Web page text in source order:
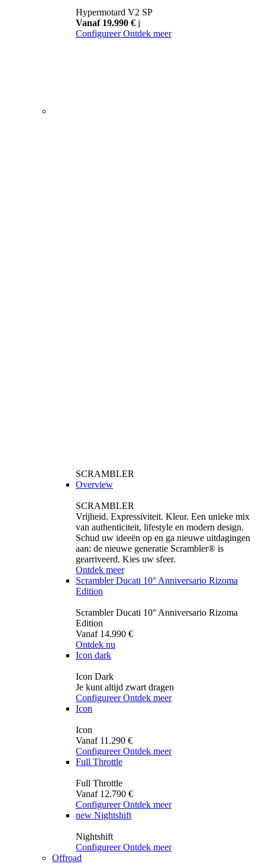
Hypermotard V2 SP
Vanaf 19.990 € i
Configureer Ontdek meer
SCRAMBLER
Overview
SCRAMBLER
Vrijheid. Expressiviteit. Kleur. Een unieke mix
van authenticiteit, lifestyle en modern design.
Schud uw ideeën op en ga nieuwe uitdagingen
aan: de nieuwe generatie Scrambler® is
gearriveerd. Kies uw sfeer.
Ontdek meer
Scrambler Ducati 10° Anniversario Rizoma
Edition
Scrambler Ducati 10° Anniversario Rizoma
Edition
Vanaf 14.990 €
Ontdek nu
Icon dark
Icon Dark
Je kunt altijd zwart dragen
Configureer Ontdek meer
Icon
Icon
Vanaf 11.290 €
Configureer Ontdek meer
Full Throttle
Full Throttle
Vanaf 12.790 €
Configureer Ontdek meer
new Nightshift
Nightshift
Configureer Ontdek meer
Offroad